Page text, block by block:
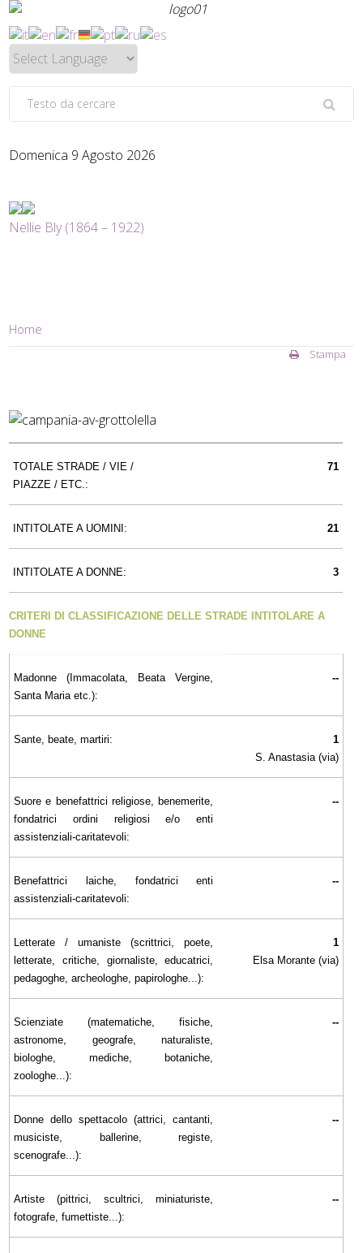
Domenica 9 Agosto 2026
Nellie Bly (1864 – 1922)
Home
Stampa
TOTALE STRADE / VIE /
PIAZZE / ETC.:
71
INTITOLATE A UOMINI: 21
INTITOLATE A DONNE: 3
CRITERI DI CLASSIFICAZIONE DELLE STRADE INTITOLARE A
DONNE
Madonne (Immacolata, Beata Vergine,
Santa Maria etc.):
--
Sante, beate, martiri:
1
S. Anastasia (via)
Suore e benefattrici religiose, benemerite,
fondatrici ordini religiosi e/o enti
assistenziali-caritatevoli:
--
Benefattrici laiche, fondatrici enti
assistenziali-caritatevoli:
--
Letterate / umaniste (scrittrici, poete,
letterate, critiche, giornaliste, educatrici,
pedagoghe, archeologhe, papirologhe...):
1
Elsa Morante (via)
Scienziate (matematiche, fisiche,
astronome, geografe, naturaliste,
biologhe, mediche, botaniche,
zoologhe...):
--
Donne dello spettacolo (attrici, cantanti,
musiciste, ballerine, registe,
scenografe...):
--
Artiste (pittrici, scultrici, miniaturiste,
fotografe, fumettiste...):
--